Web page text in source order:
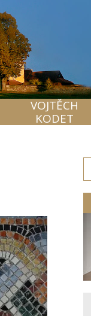
VOJTĚCH
KODET